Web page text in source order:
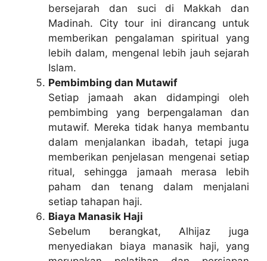
bersejarah dan suci di Makkah dan
Madinah. City tour ini dirancang untuk
memberikan pengalaman spiritual yang
lebih dalam, mengenal lebih jauh sejarah
Islam.
Pembimbing dan Mutawif
Setiap jamaah akan didampingi oleh
pembimbing yang berpengalaman dan
mutawif. Mereka tidak hanya membantu
dalam menjalankan ibadah, tetapi juga
memberikan penjelasan mengenai setiap
ritual, sehingga jamaah merasa lebih
paham dan tenang dalam menjalani
setiap tahapan haji.
Biaya Manasik Haji
Sebelum berangkat, Alhijaz juga
menyediakan biaya manasik haji, yang